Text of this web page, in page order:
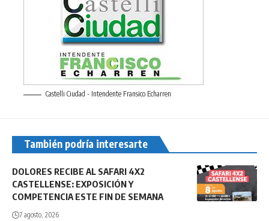
Castelli Ciudad - Intendente Fransico Echarren
También podría interesarte
DOLORES RECIBE AL SAFARI 4X2
CASTELLENSE: EXPOSICIÓN Y
COMPETENCIA ESTE FIN DE SEMANA
7 agosto, 2026